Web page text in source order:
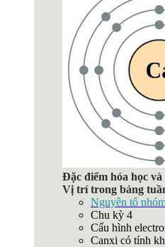
Đặc điểm hóa học
Vị trí trong bảng
Nguyên tố
Chu kỳ 4
Cấu hình
Canxi có tính